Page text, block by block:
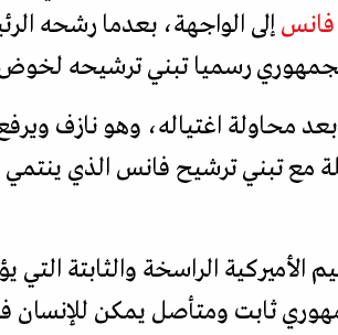
إلى الواجهة، بعدما رشحه
رسميا تبني ترشيحه
محاولة اغتياله، وهو نازف
تبني ترشيح فانس الذي ينتمي
الراسخة والثابتة التي
ثابت ومتأصل يمكن للإنسان